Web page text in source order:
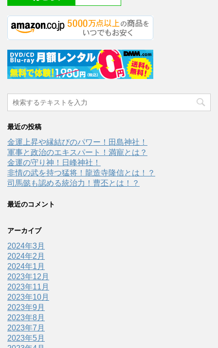
最近の投稿
金運上昇や縁結びのパワー！田島神社！
軍事と政治のエキスパート！満寵とは？
金運の守り神！日峰神社！
非情の武を持つ猛将！龍造寺隆信とは！？
司馬懿も認める統治力！曹丕とは！？
最近のコメント
アーカイブ
2024年3月
2024年2月
2024年1月
2023年12月
2023年11月
2023年10月
2023年9月
2023年8月
2023年7月
2023年5月